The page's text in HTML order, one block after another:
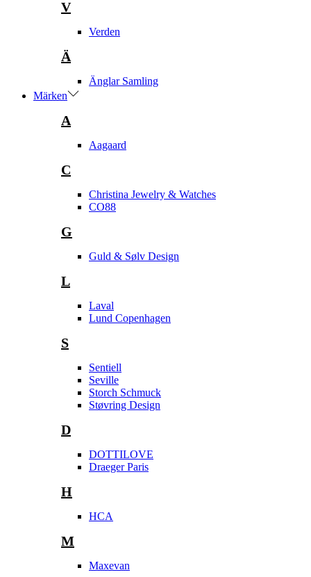
V
Verden
Ä
Änglar Samling
Märken
A
Aagaard
C
Christina Jewelry & Watches
CO88
G
Guld & Sølv Design
L
Laval
Lund Copenhagen
S
Sentiell
Seville
Storch Schmuck
Støvring Design
D
DOTTILOVE
Draeger Paris
H
HCA
M
Maxevan